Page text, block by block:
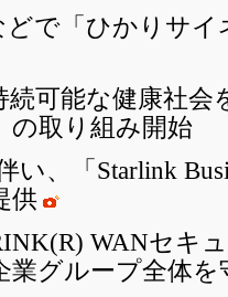
どで「ひかりサ
続可能な健康社
の取り組み開始
い、「Starlink
供
RINK(R) WANセ
業グループ全体を